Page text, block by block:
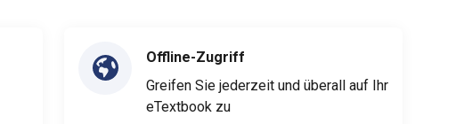
Offline-Zugriff
Greifen Sie jederzeit und überall auf Ihr
eTextbook zu